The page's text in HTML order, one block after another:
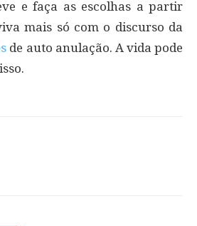
e faça as escolhas a partir
mais só com o discurso da
de auto anulação. A vida pode